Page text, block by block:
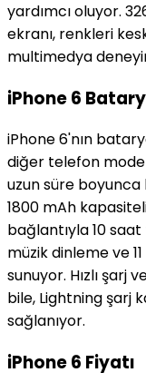
yardımcı oluyor.
ekranı, renkleri
multimedya
iPhone 6
iPhone 6'nın
diğer telefon
uzun süre boyunca
1800 mAh
bağlantıyla 10
müzik dinleme ve
sunuyor. Hızlı şarj
bile, Lightning şarj
sağlanıyor.
iPhone 6 Fiyatı